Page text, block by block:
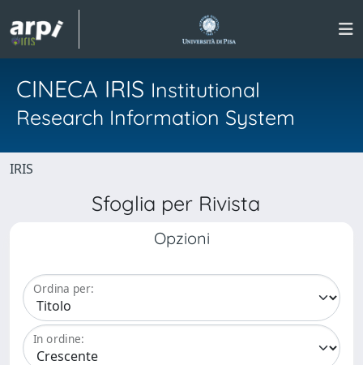
CINECA IRIS Institutional
Research Information System
IRIS
Sfoglia per Rivista
Opzioni
Ordina per:
In ordine: